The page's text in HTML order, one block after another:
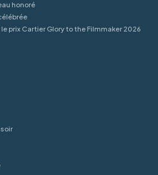
honoré
prix Cartier Glory to the Filmmaker 2026